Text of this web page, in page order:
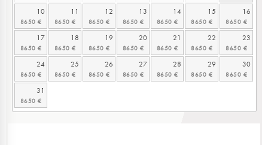
10 11 12 13 14 15 16
17 18 19 20 21 22 23
24 25 26 27 28 29 30
31